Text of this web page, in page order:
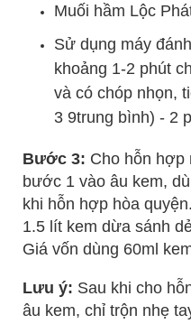
Muối hầm Lộc
Sử dụng máy
khoảng 1-2 phút
và có chóp nhọn,
3 9trung bình) - 2
Bước 3: Cho hỗn
bước 1 vào âu kem,
khi hỗn hợp hòa
1.5 lít kem dừa sánh
Giá vốn dùng 60ml
Lưu ý: Sau khi cho
âu kem, chỉ trộn nhẹ